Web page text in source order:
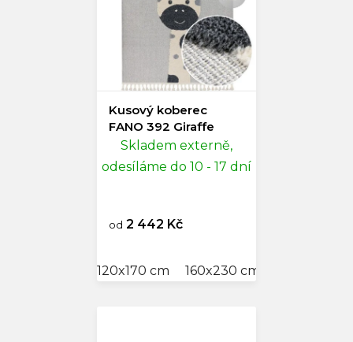
Kusový koberec
FANO 392 Giraffe
Skladem externě,
odesíláme do 10 - 17 dní
od 2 442 Kč
120x170 cm 160x230 cm